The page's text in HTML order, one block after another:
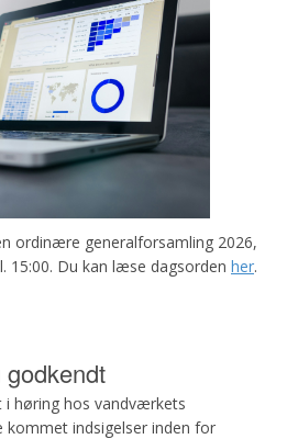
ordinære generalforsamling 2026,
15:00. Du kan læse dagsorden her.
høring hos vandværkets
kommet indsigelser inden for